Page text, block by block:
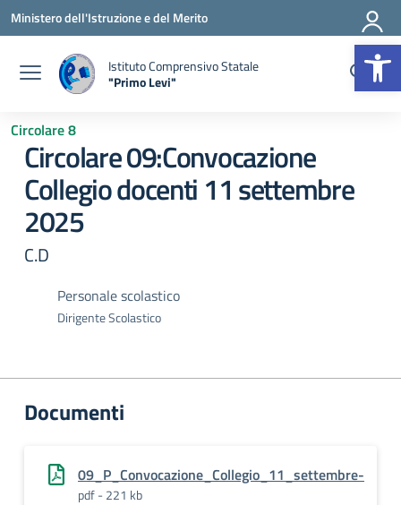
Vai ai contenuti
Vai al menu di navigazione
Vai al footer
Ministero dell'Istruzione e del Merito
Istituto Comprensivo Statale
"Primo Levi"
Circolare 8
Circolare 09:Convocazione
Collegio docenti 11 settembre
2025
C.D
Personale scolastico
Dirigente Scolastico
Documenti
09_P_Convocazione_Collegio_11_settembre-
pdf - 221 kb